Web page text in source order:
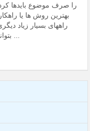
را صرف موضوع بایدها
بهترین روش ها یا
راههای بسیار زیاد